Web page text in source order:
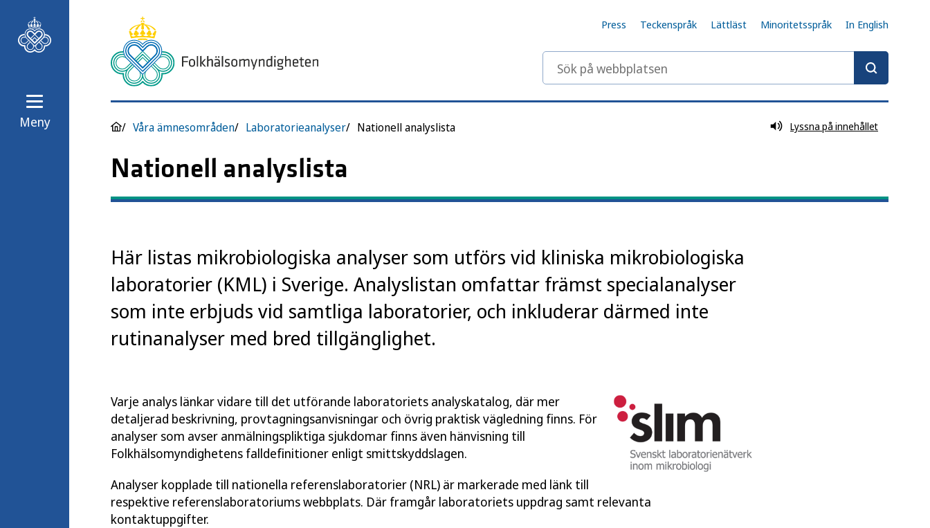
Meny
Press Teckenspråk Lättläst Minoritetsspråk In English
Sök på webbplatsen
Våra ämnesområden Laboratorieanalyser Nationell analyslista Lyssna på innehållet
Nationell analyslista
Här listas mikrobiologiska analyser som utförs vid kliniska mikrobiologiska
laboratorier (KML) i Sverige. Analyslistan omfattar främst specialanalyser
som inte erbjuds vid samtliga laboratorier, och inkluderar därmed inte
rutinanalyser med bred tillgänglighet.
Varje analys länkar vidare till det utförande laboratoriets analyskatalog, där mer
detaljerad beskrivning, provtagningsanvisningar och övrig praktisk vägledning finns. För
analyser som avser anmälningspliktiga sjukdomar finns även hänvisning till
Folkhälsomyndighetens falldefinitioner enligt smittskyddslagen.
Analyser kopplade till nationella referenslaboratorier (NRL) är markerade med länk till
respektive referenslaboratoriums webbplats. Där framgår laboratoriets uppdrag samt relevanta
kontaktuppgifter.